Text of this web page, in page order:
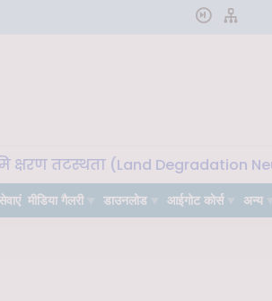
तटस्थता (Land Degradation
मीडिया गैलरी डाउनलोड आईगोट कोर्स अन्य